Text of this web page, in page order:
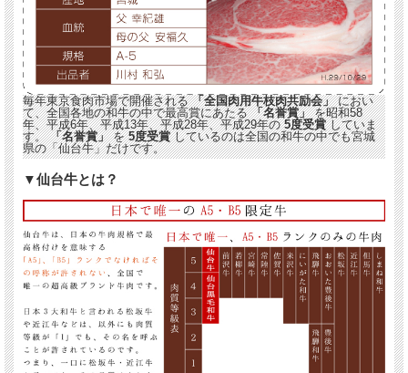
毎年東京食肉市場で開催される「全国肉用牛枝肉共励会」におい
て、全国各地の和牛の中で最高賞にあたる「名誉賞」を昭和58
年、平成6年、平成13年、平成28年、平成29年の5度受賞していま
す。「名誉賞」を5度受賞しているのは全国の和牛の中でも宮城
県の「仙台牛」だけです。
▼仙台牛とは？